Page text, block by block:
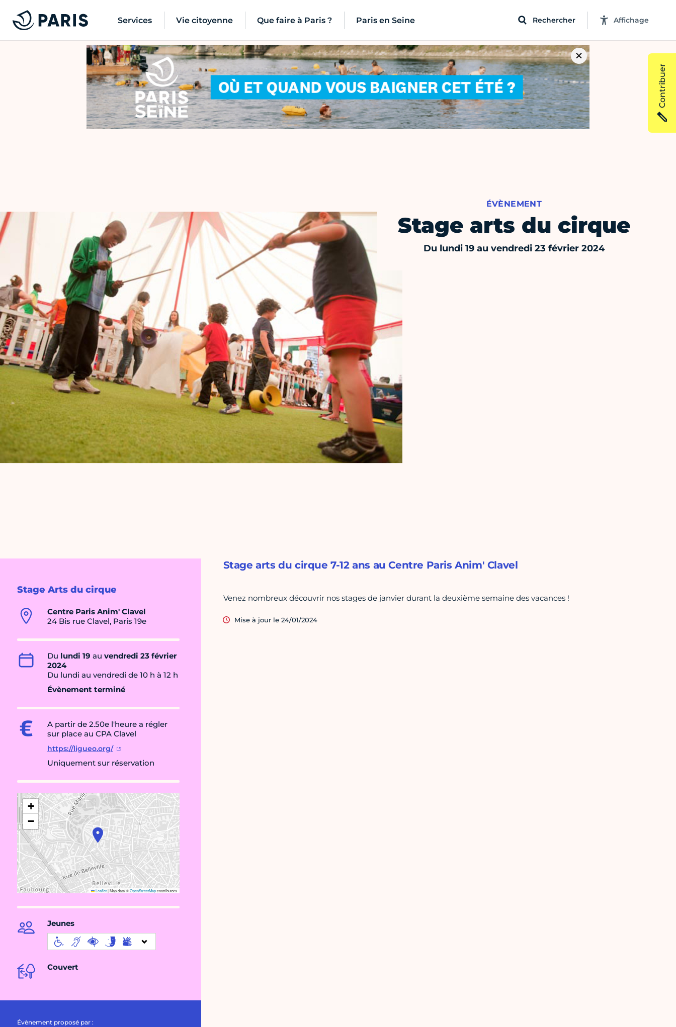
Services Vie citoyenne Que faire à Paris ? Paris en Seine Rechercher Affichage
ÉVÈNEMENT
Stage arts du cirque
Du lundi 19 au vendredi 23 février 2024
Stage Arts du cirque
Centre Paris Anim' Clavel
24 Bis rue Clavel, Paris 19e
Du lundi 19 au vendredi 23 février
2024
Du lundi au vendredi de 10 h à 12 h
Évènement terminé
A partir de 2.50e l'heure a régler
sur place au CPA Clavel
https://ligueo.org/
Uniquement sur réservation
+
−
Leaflet|Map data ©OpenStreetMapcontributors
Jeunes
Couvert
Évènement proposé par :
Stage arts du cirque 7-12 ans au Centre Paris Anim' Clavel
Venez nombreux découvrir nos stages de janvier durant la deuxième semaine des vacances !
Mise à jour le 24/01/2024
Contribuer